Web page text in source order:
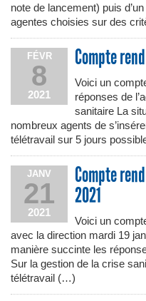
note de lancement) puis
agentes choisies sur des
FÉVR
8
2021
Compte
Voici un
réponses de
sanitaire La
nombreux agents de
télétravail sur 5 jours
JANV
21
2021
Compte
2021
Voici un
avec la direction mardi 19
manière succinte les
Sur la gestion de la crise
télétravail (…)